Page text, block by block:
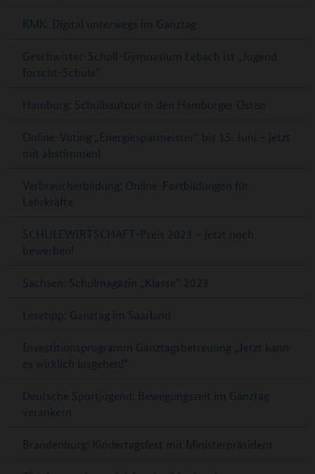
KMK: Digital unterwegs im Ganztag
Geschwister-Scholl-Gymnasium Lebach ist „Jugend
forscht-Schule“
Hamburg: Schulbautour in den Hamburger Osten
Online-Voting „Energiesparmeister“ bis 15. Juni – jetzt
mit abstimmen!
Verbraucherbildung: Online-Fortbildungen für
Lehrkräfte
SCHULEWIRTSCHAFT-Preis 2023 – jetzt noch
bewerben!
Sachsen: Schulmagazin „Klasse“ 2023
Lesetipp: Ganztag im Saarland
Investitionsprogramm Ganztagsbetreuung „Jetzt kann
es wirklich losgehen!“
Deutsche Sportjugend: Bewegungszeit im Ganztag
verankern
Brandenburg: Kindertagsfest mit Ministerpräsident